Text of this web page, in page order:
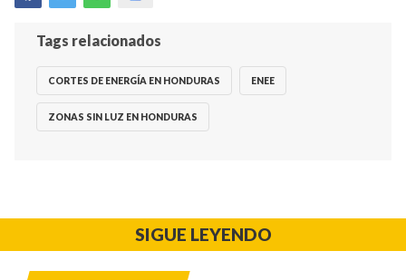
Tags relacionados
CORTES DE ENERGÍA EN HONDURAS ENEE
ZONAS SIN LUZ EN HONDURAS
SIGUE LEYENDO